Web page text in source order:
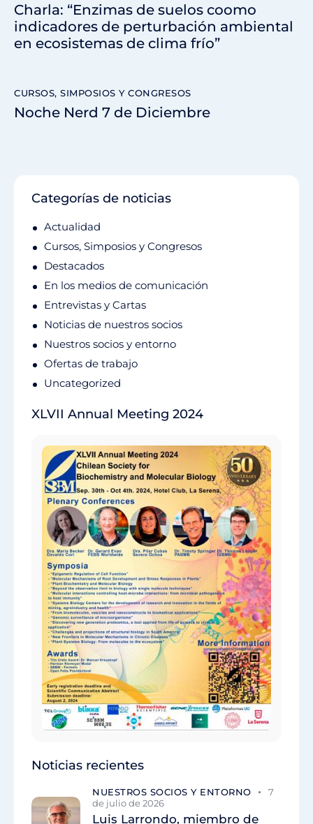
Charla: “Enzimas de suelos coomo
indicadores de perturbación ambiental
en ecosistemas de clima frío”
CURSOS, SIMPOSIOS Y CONGRESOS
Noche Nerd 7 de Diciembre
Categorías de noticias
Actualidad
Cursos, Simposios y Congresos
Destacados
En los medios de comunicación
Entrevistas y Cartas
Noticias de nuestros socios
Nuestros socios y entorno
Ofertas de trabajo
Uncategorized
XLVII Annual Meeting 2024
Noticias recientes
NUESTROS SOCIOS Y ENTORNO
7
de julio de 2026
Luis Larrondo, miembro de